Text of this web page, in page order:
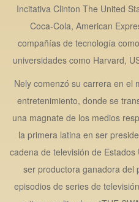
Incitativa Clinton The United
Coca-Cola, American
compañías de tecnología
universidades como Harvard,
Nely comenzó su carrera en el
entretenimiento, donde se
una magnate de los medios
la primera latina en ser
cadena de televisión de
ser productora ganadora del
episodios de series de